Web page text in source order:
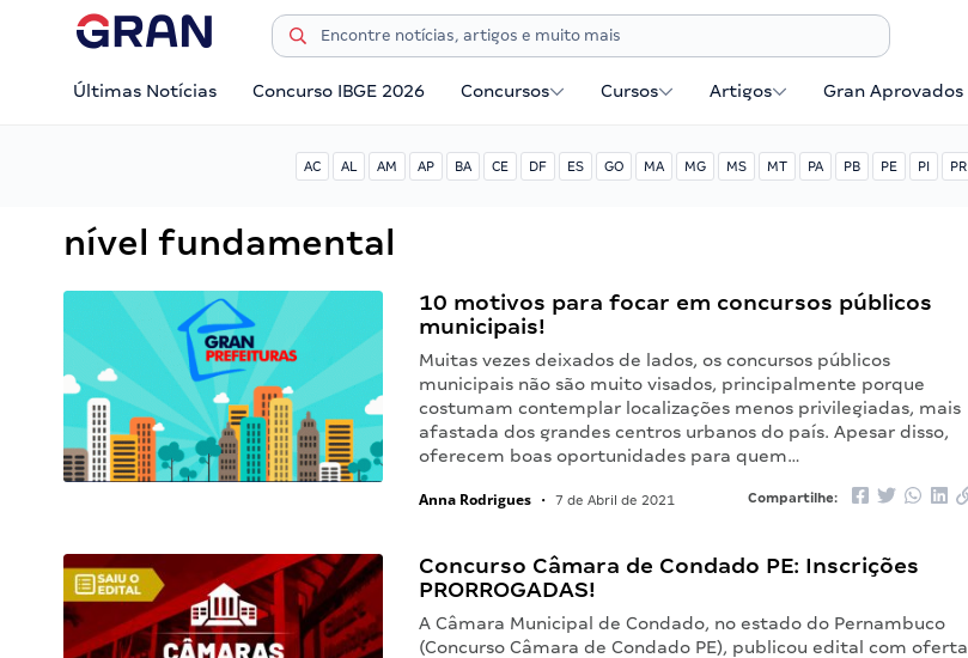
Últimas Notícias Concurso IBGE 2026 Concursos Cursos Artigos Gran Aprovados
AC AL AM AP BA CE DF ES GO MA MG MS MT PA PB PE PI PR
nível fundamental
10 motivos para focar em concursos públicos
municipais!
Muitas vezes deixados de lados, os concursos públicos
municipais não são muito visados, principalmente porque
costumam contemplar localizações menos privilegiadas, mais
afastada dos grandes centros urbanos do país. Apesar disso,
oferecem boas oportunidades para quem…
Anna Rodrigues • 7 de Abril de 2021 Compartilhe:
Concurso Câmara de Condado PE: Inscrições
PRORROGADAS!
A Câmara Municipal de Condado, no estado do Pernambuco
(Concurso Câmara de Condado PE), publicou edital com oferta